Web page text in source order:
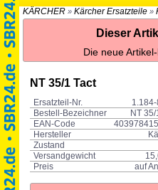
KÄRCHER » Kärcher Ersatzteile »
Dieser
Die neue
NT 35/1 Tact
Ersatzteil-Nr.
Bestell-Bezeichner
NT 35/
EAN-Code
Hersteller
Zustand
Versandgewicht
Preis
auf